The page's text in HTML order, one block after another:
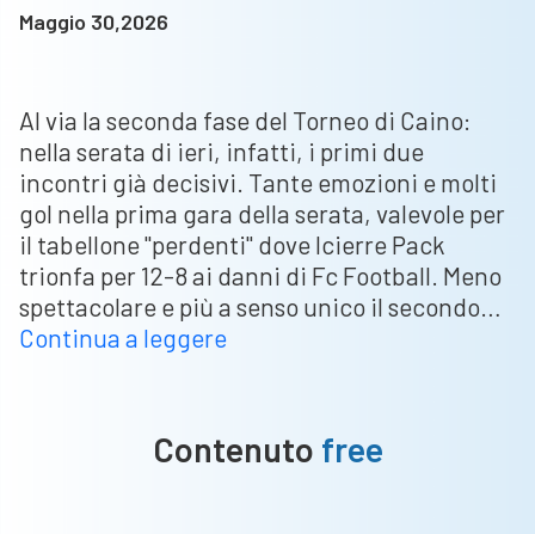
Maggio 30,2026
Al via la seconda fase del Torneo di Caino:
nella serata di ieri, infatti, i primi due
incontri già decisivi. Tante emozioni e molti
gol nella prima gara della serata, valevole per
il tabellone "perdenti" dove Icierre Pack
trionfa per 12-8 ai danni di Fc Football. Meno
spettacolare e più a senso unico il secondo…
Continua a leggereTorneo
Farmacia
Contenuto free